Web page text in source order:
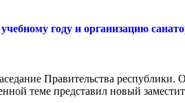
году и организацию
Правительства республики.
теме представил новый